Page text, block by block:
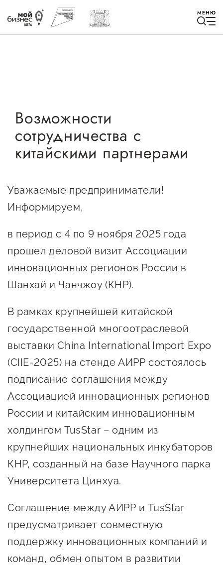
МЕНЮ
Быть в курсе
Новости
Меры поддержки
Навигатор по мерам
поддержки
Образовательная поддержка
Поддержка креативного и
инновационно-
технологического
предпринимательства
Поддержка социальных
Поддержка экспортеров
Финансовая поддержка
Меры поддержки в условиях
Возможности
сотрудничества с
китайскими партнерами
Уважаемые предприниматели!
Информируем,
в период с 4 по 9 ноября 2025 года
прошел деловой визит Ассоциации
инновационных регионов России в
Шанхай и Чанчжоу (КНР).
В рамках крупнейшей китайской
государственной многоотраслевой
выставки China International Import Expo
(CIIE-2025) на стенде АИРР состоялось
подписание соглашения между
Ассоциацией инновационных регионов
России и китайским инновационным
холдингом TusStar – одним из
крупнейших национальных инкубаторов
КНР, созданный на базе Научного парка
Университета Цинхуа.
Соглашение между АИРР и TusStar
предусматривает совместную
поддержку инновационных компаний и
команд, обмен опытом в развитии